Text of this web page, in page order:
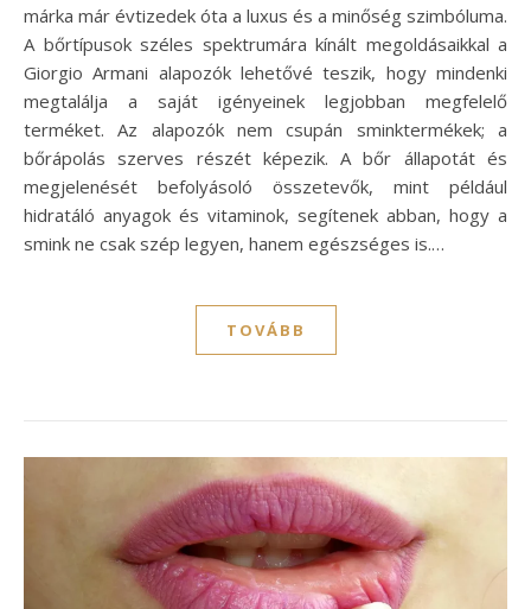
márka már évtizedek óta a luxus és a minőség szimbóluma.
A bőrtípusok széles spektrumára kínált megoldásaikkal a
Giorgio Armani alapozók lehetővé teszik, hogy mindenki
megtalálja a saját igényeinek legjobban megfelelő
terméket. Az alapozók nem csupán sminktermékek; a
bőrápolás szerves részét képezik. A bőr állapotát és
megjelenését befolyásoló összetevők, mint például
hidratáló anyagok és vitaminok, segítenek abban, hogy a
smink ne csak szép legyen, hanem egészséges is.…
TOVÁBB